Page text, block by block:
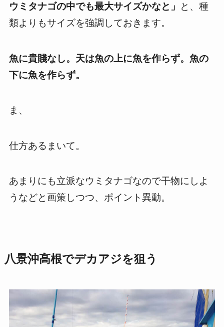
ウミタナゴの中でも最大サイズかなと」
と、種
類よりもサイズを強調しておきます。
魚に貴賤なし。天は魚の上に魚を作らず。魚の
下に魚を作らず。
ま、
仕方あるまいて。
あまりにも立派なウミタナゴなので干物にしよ
うなどと画策しつつ、ポイント異動。
八景沖高根でデカアジを狙う